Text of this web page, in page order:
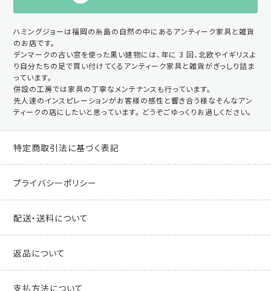
ハミングジョーは福岡の糸島の自然の中にあるアンティーク家具と雑貨
のお店です。
デンマークの古い窓を使った黒い建物には、年に 3 回、北欧やイギリスよ
り自分たちの足で買い付けてくるアンティーク家具と雑貨がぎっしり詰ま
っています。
併設の工房では家具の丁寧なメンテナンスも行っています。
先人達のインスピレーションがお客様の感性と響き合う様なそんなアン
ティークの店にしたいと思っています。 どうぞごゆっくりお過しください。
特定商取引法に基づく表記
プライバシーポリシー
配送・送料について
返品について
支払方法について